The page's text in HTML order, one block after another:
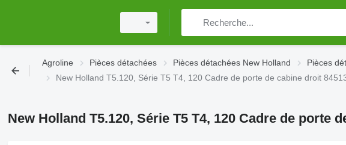
Agroline Pièces détachées Pièces détachées New Holland Pièces
New Holland T5.120, Série T5 T4, 120 Cadre de porte de cabine droit
New Holland T5.120, Série T5 T4, 120 Cadre de porte